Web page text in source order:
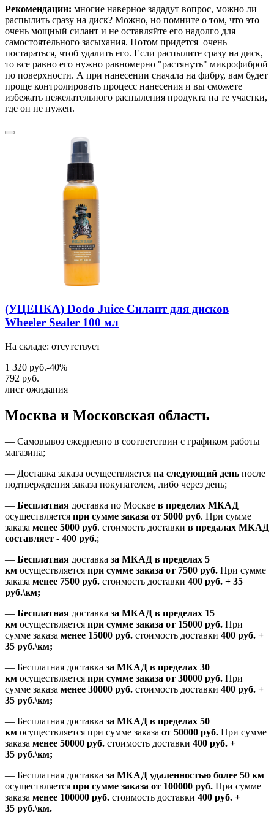
Рекомендации: многие наверное зададут вопрос, можно ли
распылить сразу на диск? Можно, но помните о том, что это
очень мощный силант и не оставляйте его надолго для
самостоятельного засыхания. Потом придется очень
постараться, чтоб удалить его. Если распылите сразу на диск,
то все равно его нужно равномерно "растянуть" микрофиброй
по поверхности. А при нанесении сначала на фибру, вам будет
проще контролировать процесс нанесения и вы сможете
избежать нежелательного распыления продукта на те участки,
где он не нужен.
(УЦЕНКА) Dodo Juice Силант для дисков
Wheeler Sealer 100 мл
На складе: отсутствует
1 320 руб.-40%
792 руб.
лист ожидания
Москва и Московская область
— Самовывоз ежедневно в соответствии с графиком работы
магазина;
— Доставка заказа осуществляется на следующий день после
подтверждения заказа покупателем, либо через день;
— Бесплатная доставка по Москве в пределах МКАД
осуществляется при сумме заказа от 5000 руб. При сумме
заказа менее 5000 руб. стоимость доставки в предалах МКАД
составляет - 400 руб.;
— Бесплатная доставка за МКАД в пределах 5
км осуществляется при сумме заказа от 7500 руб. При сумме
заказа менее 7500 руб. стоимость доставки 400 руб. + 35
руб.\км;
— Бесплатная доставка за МКАД в пределах 15
км осуществляется при сумме заказа от 15000 руб. При
сумме заказа менее 15000 руб. стоимость доставки 400 руб. +
35 руб.\км;
— Бесплатная доставка за МКАД в пределах 30
км осуществляется при сумме заказа от 30000 руб. При
сумме заказа менее 30000 руб. стоимость доставки 400 руб. +
35 руб.\км;
— Бесплатная доставка за МКАД в пределах 50
км осуществляется при сумме заказа от 50000 руб. При сумме
заказа менее 50000 руб. стоимость доставки 400 руб. +
35 руб.\км;
— Бесплатная доставка за МКАД удаленностью более 50 км
осуществляется при сумме заказа от 100000 руб. При сумме
заказа менее 100000 руб. стоимость доставки 400 руб. +
35 руб.\км.